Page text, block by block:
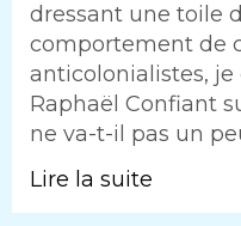
dressant une toile
comportement de
anticolonialistes,
Raphaël Confiant
ne va-t-il pas un
Lire la suite